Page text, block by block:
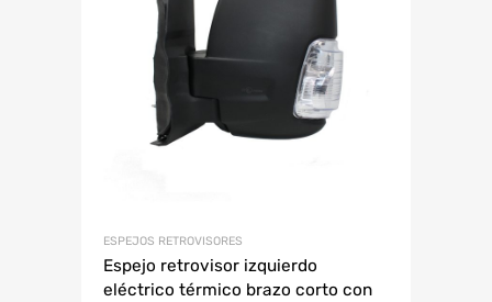
ESPEJOS RETROVISORES
Espejo retrovisor izquierdo
eléctrico térmico brazo corto con